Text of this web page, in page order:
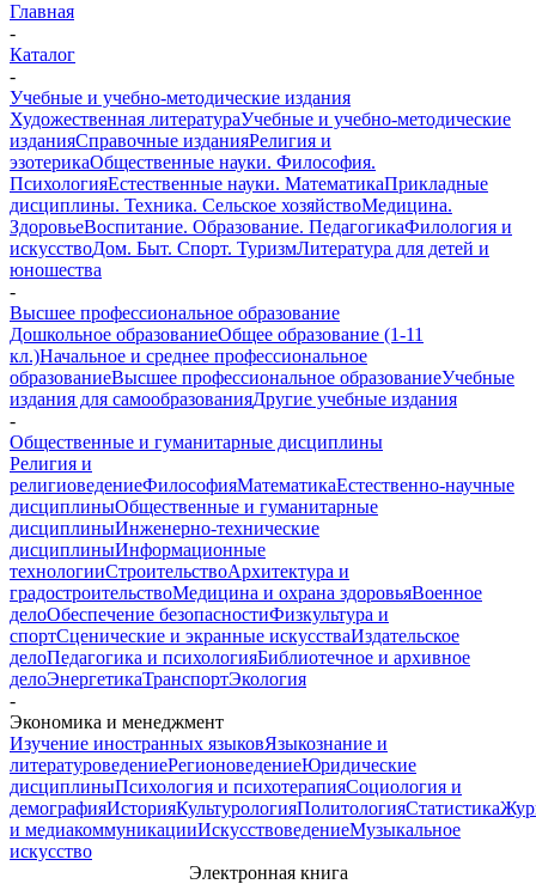
Главная
-
Каталог
-
Учебные и учебно-методические издания
Художественная литератураУчебные и учебно-методические
изданияСправочные изданияРелигия и
эзотерикаОбщественные науки. Философия.
ПсихологияЕстественные науки. МатематикаПрикладные
дисциплины. Техника. Сельское хозяйствоМедицина.
ЗдоровьеВоспитание. Образование. ПедагогикаФилология и
искусствоДом. Быт. Спорт. ТуризмЛитература для детей и
юношества
-
Высшее профессиональное образование
Дошкольное образованиеОбщее образование (1-11
кл.)Начальное и среднее профессиональное
образованиеВысшее профессиональное образованиеУчебные
издания для самообразованияДругие учебные издания
-
Общественные и гуманитарные дисциплины
Религия и
религиоведениеФилософияМатематикаЕстественно-научные
дисциплиныОбщественные и гуманитарные
дисциплиныИнженерно-технические
дисциплиныИнформационные
технологииСтроительствоАрхитектура и
градостроительствоМедицина и охрана здоровьяВоенное
делоОбеспечение безопасностиФизкультура и
спортСценические и экранные искусстваИздательское
делоПедагогика и психологияБиблиотечное и архивное
делоЭнергетикаТранспортЭкология
-
Экономика и менеджмент
Изучение иностранных языковЯзыкознание и
литературоведениеРегионоведениеЮридические
дисциплиныПсихология и психотерапияСоциология и
демографияИсторияКультурологияПолитологияСтатистика
и медиакоммуникацииИскусствоведениеМузыкальное
искусство
Электронная книга